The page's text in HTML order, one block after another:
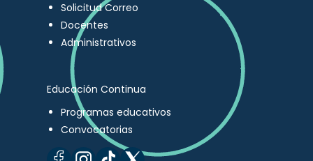
Solicitud Correo
Docentes
Administrativos
Educación Continua
Programas educativos
Convocatorias